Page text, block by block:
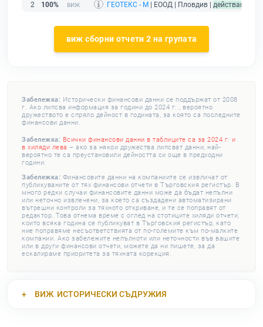
2
100% ГЕОТЕКС - М | ЕООД | Пловдив | действащ
виж сборни отчети 2 на групата
Забележка: Исторически финансови данни се поддържат от 2008
г. Ако липсва информация за години до 2024 г. , вероятно
дружеството е спряло дейност в годината, за която са последните
финансови данни.
Забележка: Всички финансови данни в таблиците са за 2024 г. и
в хиляди лева – ако за някои дружества липсват данни, най-
вероятно те са преустановили дейността си още в предходни
години.
Забележка: Финансовите данни на компаниите се извличат от
публикуваните от тях финансови отчети в Търговския регистър. В
много редки случаи финансовите данни може да бъдат непълни
или неточно извлечени, за което са създадени автоматизирани
вътрешни контроли за тяхното откриване, и те се поправят от
редактор. Това отнема време с оглед на стотиците хиляди отчети,
които всяка година се публикуват в Търговския регистър, като
ние поправяме несъответствията от по-големите към по-малките
компании. Ако забележите непълноти или неточности във вашите
или в други финансови отчети, можете да ни пишете, за да
ескалираме приоритета за тяхната корекция.
ВИЖ ИСТОРИЧЕСКИ СЪДРУЖИЯ